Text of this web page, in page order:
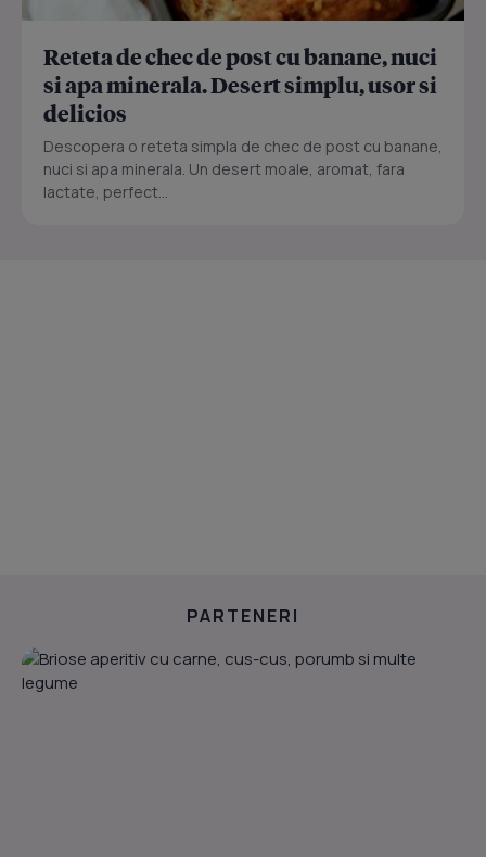
Reteta de chec de post cu banane, nuci
si apa minerala. Desert simplu, usor si
delicios
Descopera o reteta simpla de chec de post cu banane,
nuci si apa minerala. Un desert moale, aromat, fara
lactate, perfect...
PARTENERI